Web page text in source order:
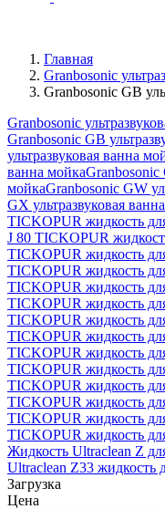
Главная
Granbosonic
Granbosonic GB
Granbosonic
Granbosonic GB
ультразвуковая ванна
ванна мойкаGranbosonic
мойкаGranbosonic GW
GX ультразвуковая
TICKOPUR жидкость
J 80 TICKOPUR
TICKOPUR жидкость
TICKOPUR жидкость
TICKOPUR жидкость
TICKOPUR жидкость
TICKOPUR жидкость
TICKOPUR жидкость
TICKOPUR жидкость
TICKOPUR жидкость
TICKOPUR жидкость
TICKOPUR жидкость
TICKOPUR жидкость
TICKOPUR жидкость
Жидкость Ultraclean Z
Ultraclean Z33 жидкость
Загрузка
Цена